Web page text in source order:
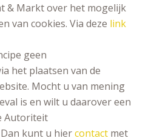
& Markt over het mogelijk
van cookies. Via deze link
geen
het plaatsen van de
Mocht u van mening
is en wilt u daarover een
Autoriteit
kunt u hiercontactmet